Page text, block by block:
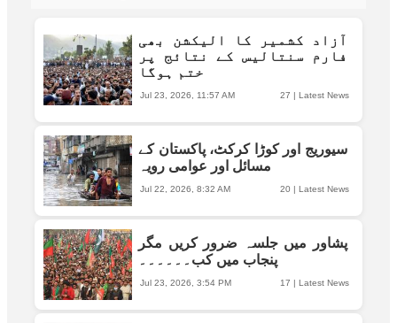
آزاد کشمیر کا الیکشن بھی
فارم سنتالیس کے نتائج پر
ختم ہوگا
27 | Latest News
Jul 23, 2026, 11:57 AM
سیوریج اور کوڑا کرکٹ، پاکستان کے
مسائل اور عوامی رویہ
20 | Latest News
Jul 22, 2026, 8:32 AM
پشاور میں جلسہ ضرور کریں مگر
پنجاب میں کب۔۔۔۔۔۔
17 | Latest News
Jul 23, 2026, 3:54 PM